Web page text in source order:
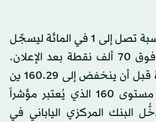
وقفز مؤشر «نيكي» بنسبة تصل إلى 1 في المائة ليسجِّل
مستوى قياسياً جديداً فوق 70 ألف نقطة بعد الإعلان.
وارتفع الين لفترة وجيزة قبل أن ينخفض إلى 160.29 ين
للدولار، متأرجحاً حول مستوى 160 الذي يُعتبر مؤشراً
البنك المركزي الياباني في